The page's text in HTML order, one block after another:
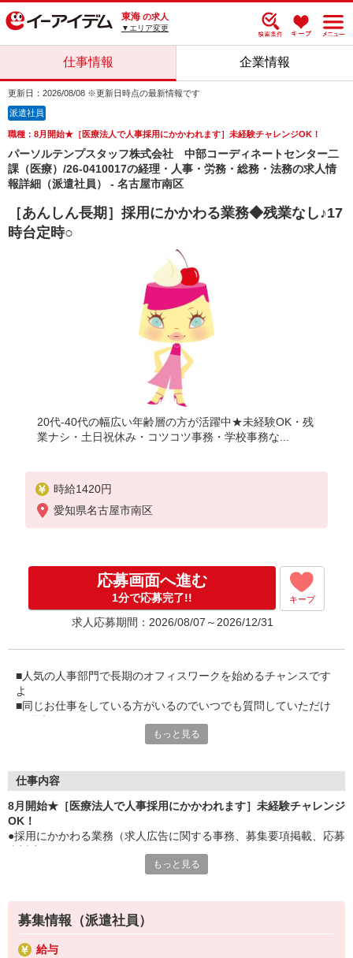
東海 の求人
▼エリア変更
仕事情報 企業情報
更新日：2026/08/08 ※更新日時点の最新情報です
派遣社員
職種：8月開始★［医療法人で人事採用にかかわれます］未経験チャレンジOK！
パーソルテンプスタッフ株式会社 中部コーディネートセンター二
課（医療）/26-0410017の経理・人事・労務・総務・法務の求人情
報詳細（派遣社員） - 名古屋市南区
［あんしん長期］採用にかかわる業務◆残業なし♪17
時台定時○
20代-40代の幅広い年齢層の方が活躍中★未経験OK・残
業ナシ・土日祝休み・コツコツ事務・学校事務な...
時給1420円
愛知県名古屋市南区
応募画面へ進む
1分で応募完了!! キープ
求人応募期間：2026/08/07～2026/12/31
■人気の人事部門で長期のオフィスワークを始めるチャンスです
よ
■同じお仕事をしている方がいるのでいつでも質問していただけ
■残業すくなめワークライフバランス重視
す
もっと見る
仕事内容
8月開始★［医療法人で人事採用にかかわれます］未経験チャレンジ
OK！
●採用にかかわる業務（求人広告に関する事務、募集要項掲載、応募
●紹介会社対応、派遣会社対応、日程調整
●課内庶務
★未経験からでも安心。
もっと見る
募集情報（派遣社員）
給与